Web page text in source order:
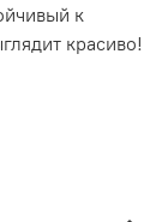
к
красиво!